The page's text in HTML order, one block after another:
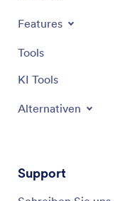
Features
Tools
KI Tools
Alternativen
Support